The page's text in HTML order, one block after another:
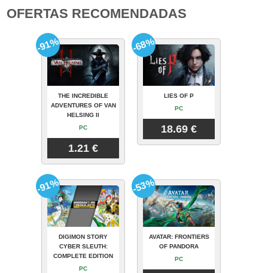
OFERTAS RECOMENDADAS
THE INCREDIBLE
ADVENTURES OF VAN
HELSING II
PC
1.21 €
-91%
LIES OF P
PC
18.69 €
-68%
DIGIMON STORY
CYBER SLEUTH:
COMPLETE EDITION
PC
-91%
AVATAR: FRONTIERS
OF PANDORA
PC
-53%